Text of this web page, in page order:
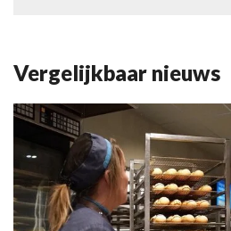
Vergelijkbaar nieuws